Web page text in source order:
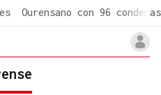
Ourensano con 96 condenas